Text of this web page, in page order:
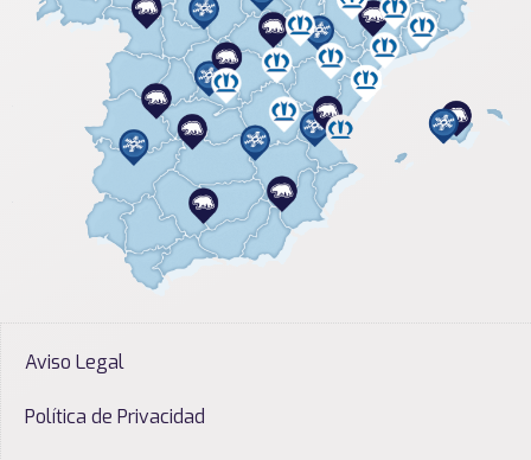
Aviso Legal
Política de Privacidad